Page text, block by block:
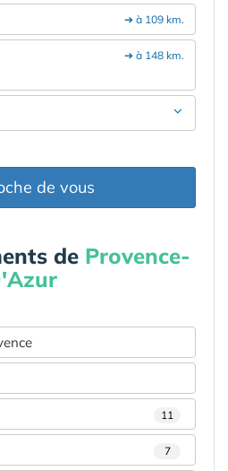
➔ à 109 km.
➔ à 148 km.
de vous
de Provence-
11
7